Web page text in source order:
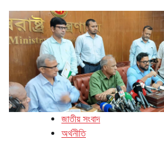
জাতীয় সংবাদ
অর্থনীতি